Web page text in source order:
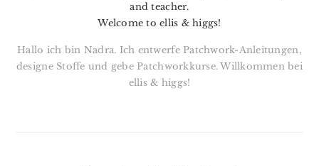
and teacher.
Welcome to ellis & higgs!
Hallo ich bin Nadra. Ich entwerfe Patchwork-Anleitungen,
designe Stoffe und gebe Patchworkkurse. Willkommen bei
ellis & higgs!